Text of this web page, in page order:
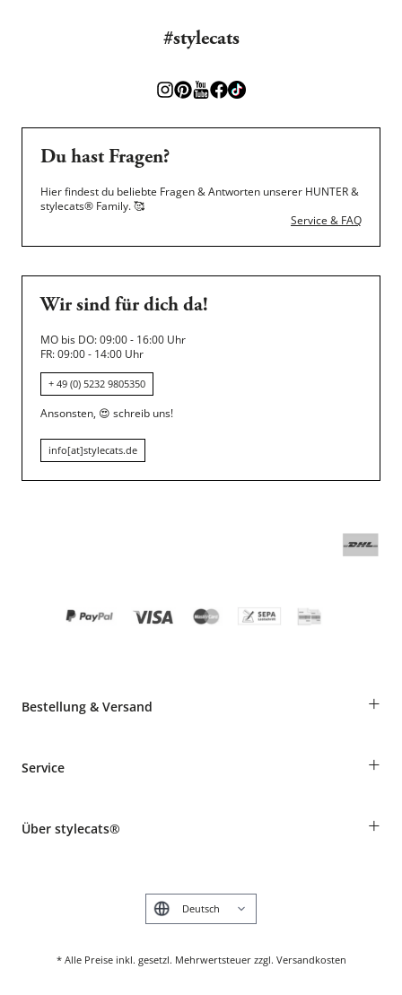
#stylecats
Du hast Fragen?
Hier findest du beliebte Fragen & Antworten unserer HUNTER &
stylecats® Family.🥰
Service & FAQ
Wir sind für dich da!
MO bis DO: 09:00 - 16:00 Uhr
FR: 09:00 - 14:00 Uhr
+ 49 (0) 5232 9805350
Ansonsten, 😍 schreib uns!
info[at]stylecats.de
Bestellung & Versand +
Informationen zur Lieferung
Produkte reklamieren und zurücksenden
Service +
Tierkrankenversicherung
Über stylecats® +
* Alle Preise inkl. gesetzl. Mehrwertsteuer zzgl. Versandkosten
English